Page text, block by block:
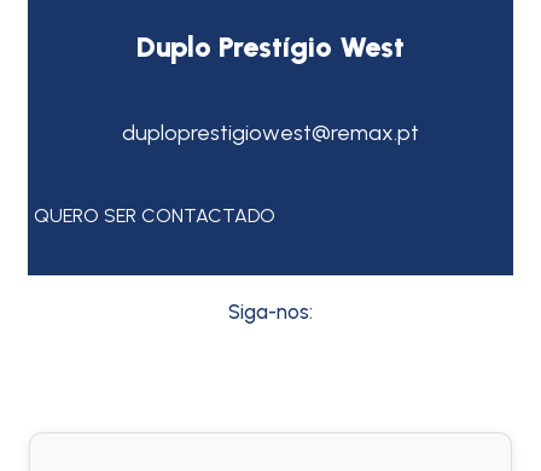
Duplo Prestígio West
duploprestigiowest@remax.pt
QUERO SER CONTACTADO
Siga-nos: